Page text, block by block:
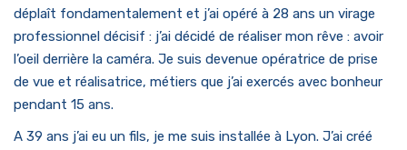
déplaît fondamentalement et j’ai opéré à 28 ans un virage
professionnel décisif : j’ai décidé de réaliser mon rêve : avoir
l’oeil derrière la caméra. Je suis devenue opératrice de prise
de vue et réalisatrice, métiers que j’ai exercés avec bonheur
pendant 15 ans.
A 39 ans j’ai eu un fils, je me suis installée à Lyon. J’ai créé